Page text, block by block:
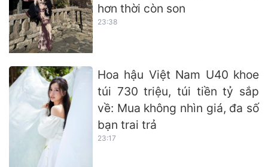
hơn thời còn son
23:38
Hoa hậu Việt Nam U40 khoe
túi 730 triệu, túi tiền tỷ sắp
về: Mua không nhìn giá, đa số
bạn trai trả
23:17